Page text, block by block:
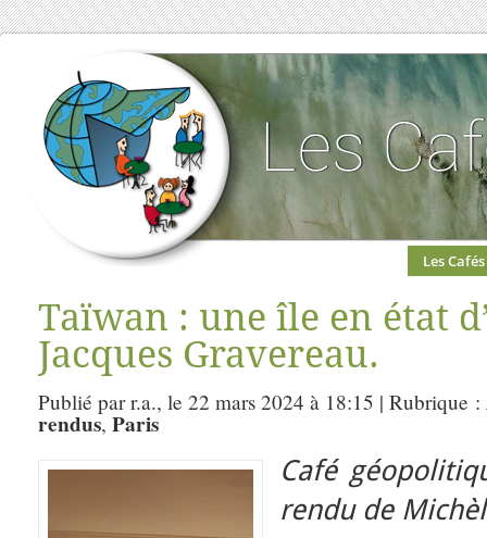
Les Cafés
Taïwan : une île en état
Jacques Gravereau.
Publié par r.a., le 22 mars 2024 à 18:15 | Rubrique :
rendus, Paris
Café
rendu de